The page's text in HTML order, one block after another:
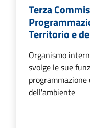
Terza
Territorio e
Organismo
svolge le sue
dell'ambiente